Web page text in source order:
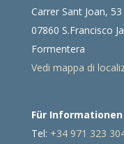
Carrer Sant Joan, 53
07860 S.Francisco
Formentera
Vedi mappa di
Für
Tel: +34 971 323